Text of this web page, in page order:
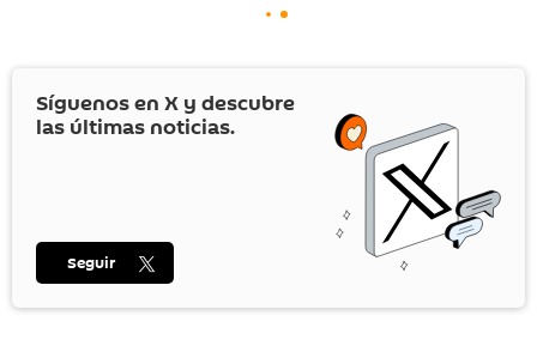
Síguenos en X y descubre
las últimas noticias.
Seguir